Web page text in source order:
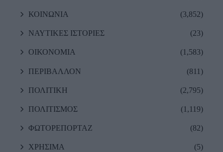
ΚΟΙΝΩΝΙΑ (3,852)
ΝΑΥΤΙΚΕΣ ΙΣΤΟΡΙΕΣ (23)
ΟΙΚΟΝΟΜΙΑ (1,583)
ΠΕΡΙΒΑΛΛΟΝ (811)
ΠΟΛΙΤΙΚΗ (2,795)
ΠΟΛΙΤΙΣΜΟΣ (1,119)
ΦΩΤΟΡΕΠΟΡΤΑΖ (82)
ΧΡΗΣΙΜΑ (5)